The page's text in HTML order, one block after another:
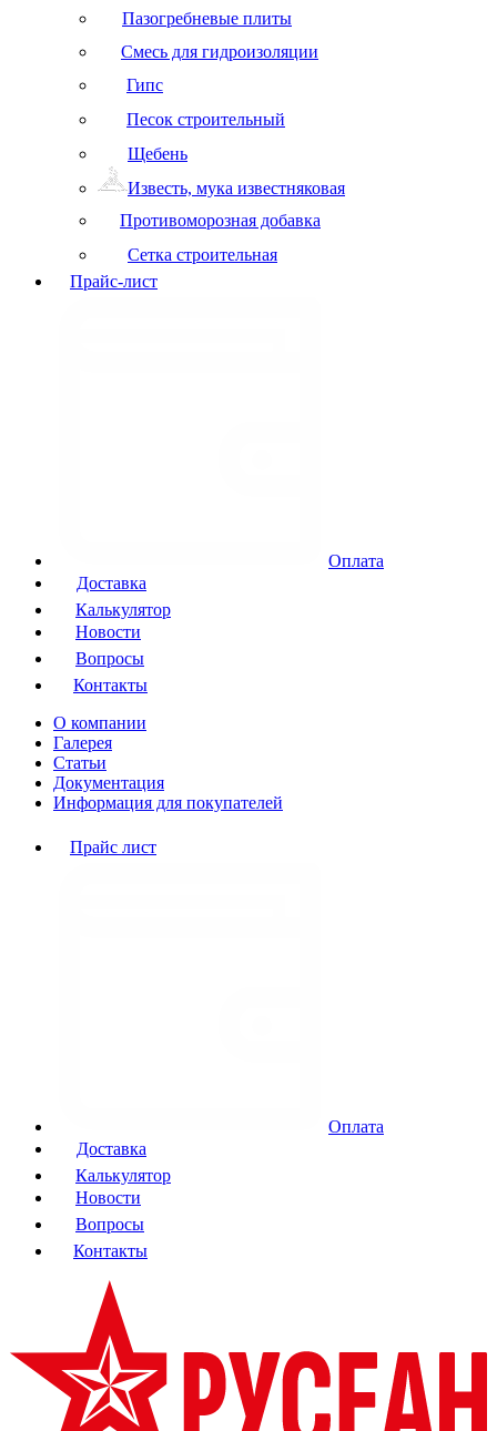
Пазогребневые плиты
Смесь для гидроизоляции
Гипс
Песок строительный
Щебень
Известь, мука известняковая
Противоморозная добавка
Сетка строительная
Прайс-лист
Оплата
Доставка
Калькулятор
Новости
Вопросы
Контакты
О компании
Галерея
Статьи
Документация
Информация для покупателей
Прайс лист
Оплата
Доставка
Калькулятор
Новости
Вопросы
Контакты